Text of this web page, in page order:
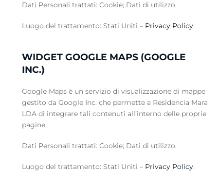
Dati Personali trattati: Cookie; Dati di utilizzo.
Luogo del trattamento: Stati Uniti – Privacy Policy.
WIDGET GOOGLE MAPS (GOOGLE
INC.)
Google Maps è un servizio di visualizzazione di mappe
gestito da Google Inc. che permette a Residencia Mara
LDA di integrare tali contenuti all’interno delle proprie
pagine.
Dati Personali trattati: Cookie; Dati di utilizzo.
Luogo del trattamento: Stati Uniti – Privacy Policy.